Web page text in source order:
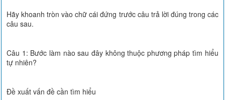
Hãy khoanh tròn vào chữ cái đứng trước câu trả lời đúng trong các
câu sau.
Câu 1: Bước làm nào sau đây không thuộc phương pháp tìm hiểu
tự nhiên?
Đề xuất vấn đề cần tìm hiểu